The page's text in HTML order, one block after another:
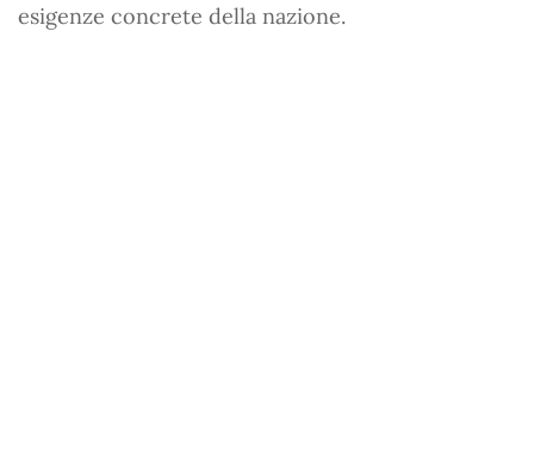
esigenze concrete della nazione.